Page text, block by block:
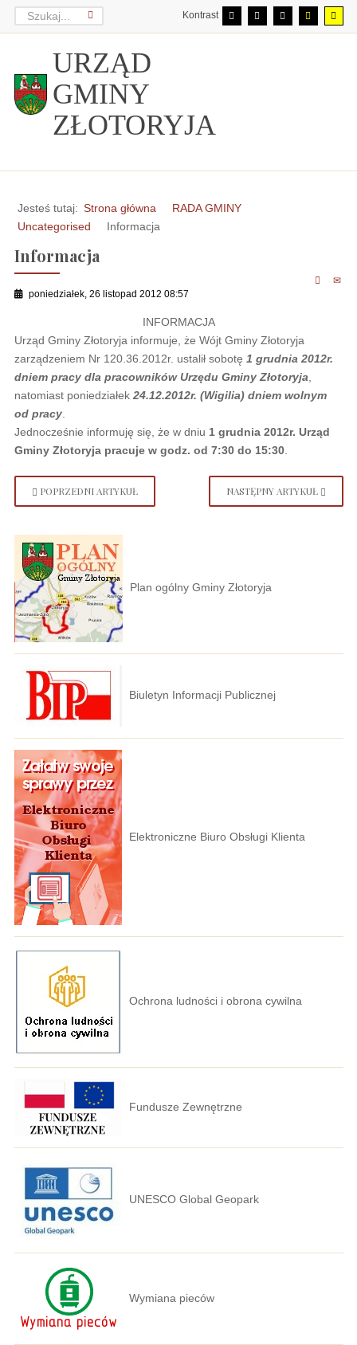
Kontrast
URZĄD
GMINY
ZŁOTORYJA
Jesteś tutaj: Strona główna
RADA GMINY
Uncategorised
Informacja
Informacja
poniedziałek, 26 listopad 2012 08:57
INFORMACJA
Urząd Gminy Złotoryja informuje, że Wójt Gminy Złotoryja
zarządzeniem Nr 120.36.2012r. ustalił sobotę 1 grudnia 2012r.
dniem pracy dla pracowników Urzędu Gminy Złotoryja
natomiast poniedziałek 24.12.2012r. (Wigilia) dniem wolnym
od pracy.
Jednocześnie informuję się, że w dniu 1 grudnia 2012r. Urząd
Gminy Złotoryja pracuje w godz. od 7:30 do 15:30.
POPRZEDNI ARTYKUŁ NASTĘPNY ARTYKUŁ
Plan ogólny Gminy Złotoryja
Biuletyn Informacji Publicznej
Elektroniczne Biuro Obsługi Klienta
Ochrona ludności i obrona cywilna
Fundusze Zewnętrzne
UNESCO Global Geopark
Wymiana pieców